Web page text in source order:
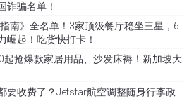
诈骗名单！
南》全名单！3家顶级餐厅稳坐三星，6
崛起！吃货快打卡！
起抢爆款家居用品、沙发床褥！新加坡大
要收费了？Jetstar航空调整随身行李政